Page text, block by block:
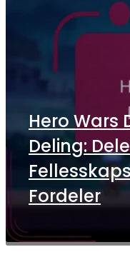
Hero Wars
Deling:
Fordeler